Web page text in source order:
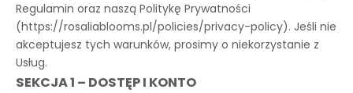
Regulamin oraz naszą Politykę Prywatności
(https://rosaliablooms.pl/policies/privacy-policy). Jeśli nie
akceptujesz tych warunków, prosimy o niekorzystanie z
Usług.
SEKCJA 1 – DOSTĘP I KONTO